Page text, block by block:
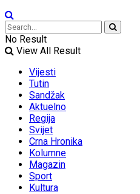
No Result
View All Result
Vijesti
Tutin
Sandžak
Aktuelno
Regija
Svijet
Crna Hronika
Kolumne
Magazin
Sport
Kultura